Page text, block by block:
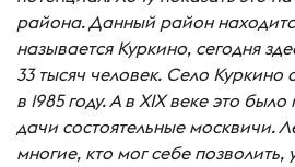
района. Данный район
называется Куркино, сегодня
33 тысяч человек. Село
в 1985 году. А в XIX веке это
дачи состоятельные москвичи.
многие, кто мог себе позволить,